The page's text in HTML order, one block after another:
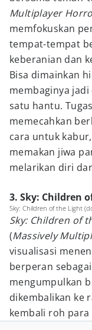
Multiplayer
memfokuskan
tempat-tempat
keberanian dan
Bisa dimainkan
membaginya
satu hantu.
memecahkan
cara untuk
memakan jiwa
melarikan diri
3. Sky: Children
Sky: Children of the Light
Sky: Children of
(Massively
visualisasi
berperan
mengumpulkan
dikembalikan ke
kembali roh